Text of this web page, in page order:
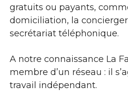
gratuits ou payants,
domiciliation, la
secrétariat téléphonique.
A notre connaissance La
membre d’un réseau : il
travail indépendant.